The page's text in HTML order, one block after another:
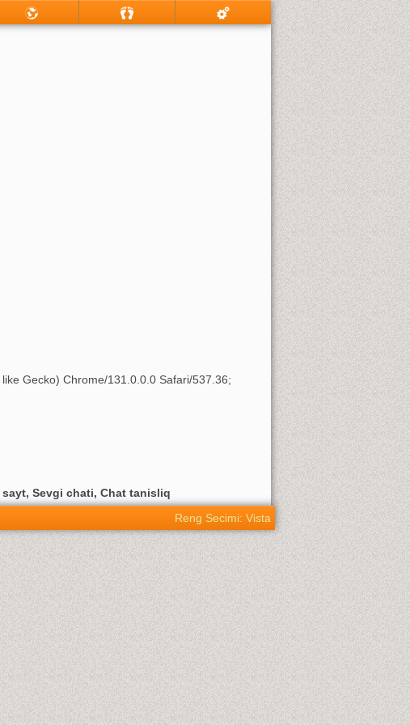
Gecko) Chrome/131.0.0.0 Safari/537.36;
Sevgi chati, Chat tanisliq
Reng Secimi: Vista